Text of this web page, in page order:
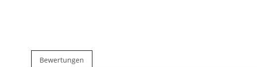
Bewertungen